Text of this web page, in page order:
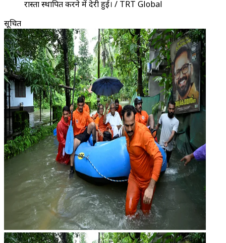
रास्ता स्थापित करने में देरी हुई। / TRT Global
सूचित